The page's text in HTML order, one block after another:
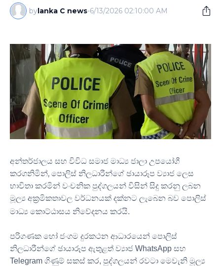
bylanka C news-6/13/2026 02:10:00 AM
අන්තර්ජාලය සහ විවිධ සමාජ මාධ්‍ය ජාලා උපයෝගී
කරගනිමින්, පොලිස් නිලධාරීන්ගේ ඡායාරූප ව්‍යාජ ලෙස
භාවිතා කරමින් වංචනික පුද්ගලයන් විසින් සිදු කරනු ලබන
මූල්‍ය අක්‍රමිකතාවල වර්ධනයක් දක්නට ලැබෙන බව පොලිස්
මාධ්‍ය කොට්ඨාසය නිවේදනය කරයි.
පරිගණක හෝ ජංගම දුරකථන ආධාරයෙන් පොලිස්
නිලධාරීන්ගේ ඡායාරූප ඇතුළත් ව්‍යාජ WhatsApp සහ
Telegram ගිණුම් සකස් කර, පුද්ගලයන් රවටා මෙවැනි මූල්‍ය